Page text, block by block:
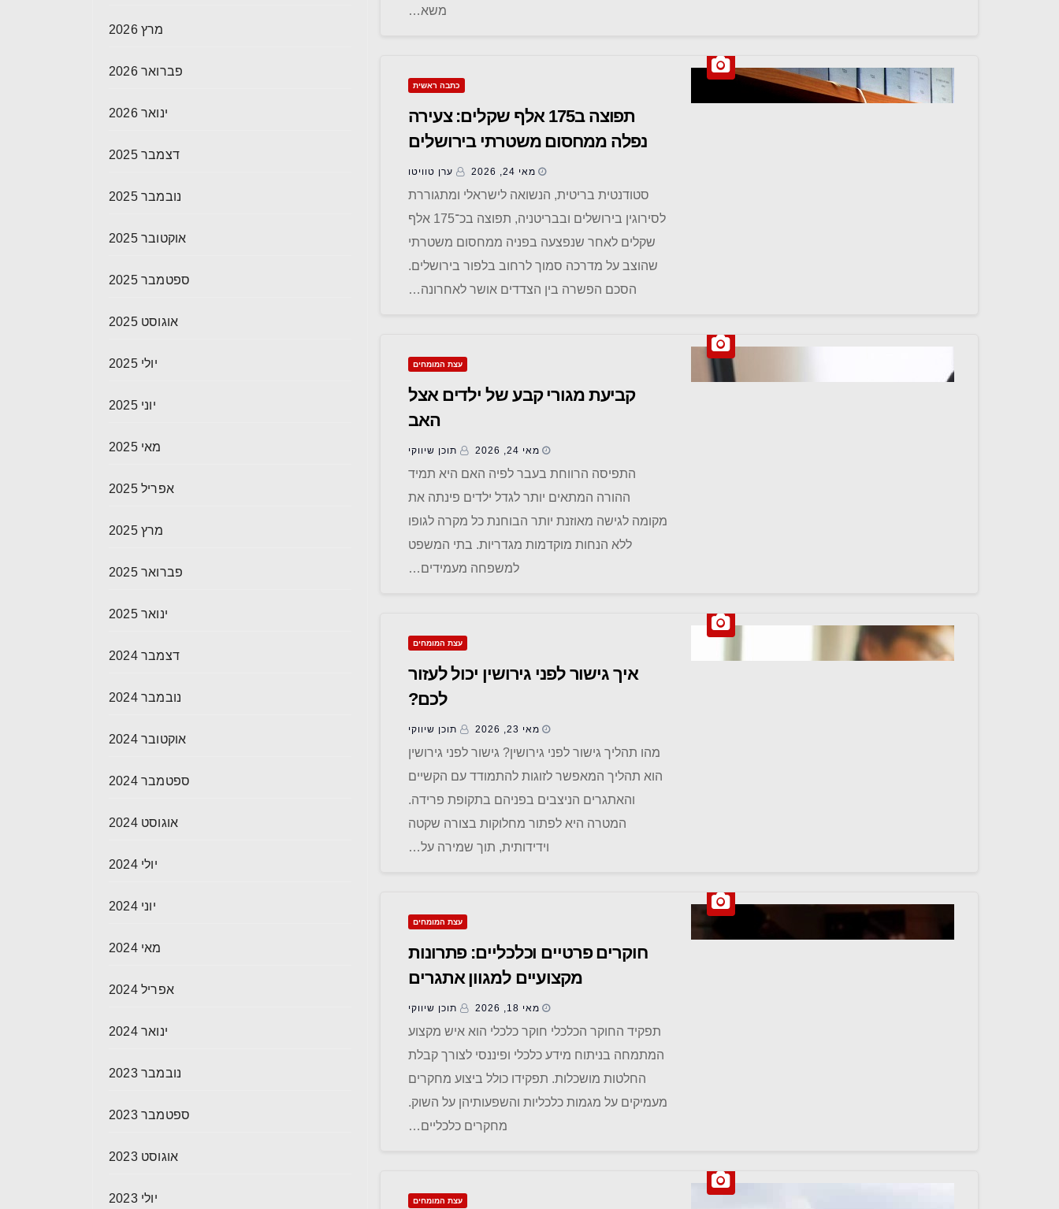
משא…
כתבה ראשית
תפוצה ב175 אלף שקלים: צעירה
נפלה ממחסום משטרתי בירושלים
מאי 24, 2026 ערן טוויטו
סטודנטית בריטית, הנשואה לישראלי ומתגוררת
לסירוגין בירושלים ובבריטניה, תפוצה בכ־175 אלף
שקלים לאחר שנפצעה בפניה ממחסום משטרתי
שהוצב על מדרכה סמוך לרחוב בלפור בירושלים.
הסכם הפשרה בין הצדדים אושר לאחרונה…
עצת המומחים
קביעת מגורי קבע של ילדים אצל
האב
מאי 24, 2026 תוכן שיווקי
התפיסה הרווחת בעבר לפיה האם היא תמיד
ההורה המתאים יותר לגדל ילדים פינתה את
מקומה לגישה מאוזנת יותר הבוחנת כל מקרה לגופו
ללא הנחות מוקדמות מגדריות. בתי המשפט
למשפחה מעמידים…
עצת המומחים
איך גישור לפני גירושין יכול לעזור
לכם?
מאי 23, 2026 תוכן שיווקי
מהו תהליך גישור לפני גירושין? גישור לפני גירושין
הוא תהליך המאפשר לזוגות להתמודד עם הקשיים
והאתגרים הניצבים בפניהם בתקופת פרידה.
המטרה היא לפתור מחלוקות בצורה שקטה
וידידותית, תוך שמירה על…
עצת המומחים
חוקרים פרטיים וכלכליים: פתרונות
מקצועיים למגוון אתגרים
מאי 18, 2026 תוכן שיווקי
תפקיד החוקר הכלכלי חוקר כלכלי הוא איש מקצוע
המתמחה בניתוח מידע כלכלי ופיננסי לצורך קבלת
החלטות מושכלות. תפקידו כולל ביצוע מחקרים
מעמיקים על מגמות כלכליות והשפעותיהן על השוק.
מחקרים כלכליים…
עצת המומחים
מרץ 2026
פברואר 2026
ינואר 2026
דצמבר 2025
נובמבר 2025
אוקטובר 2025
ספטמבר 2025
אוגוסט 2025
יולי 2025
יוני 2025
מאי 2025
אפריל 2025
מרץ 2025
פברואר 2025
ינואר 2025
דצמבר 2024
נובמבר 2024
אוקטובר 2024
ספטמבר 2024
אוגוסט 2024
יולי 2024
יוני 2024
מאי 2024
אפריל 2024
ינואר 2024
נובמבר 2023
ספטמבר 2023
אוגוסט 2023
יולי 2023